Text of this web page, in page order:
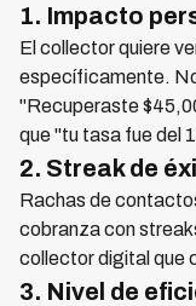
1. Impacto
El collector quiere
específicamente.
"Recuperaste
que "tu tasa fue del
2. Streak de
Rachas de
cobranza con
collector digital que
3. Nivel de